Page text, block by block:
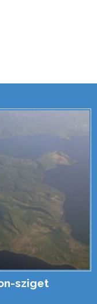
sziget